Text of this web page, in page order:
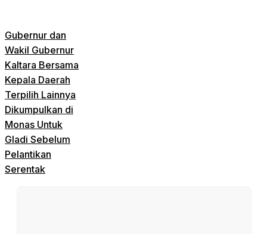
Gubernur dan
Wakil Gubernur
Kaltara Bersama
Kepala Daerah
Terpilih Lainnya
Dikumpulkan di
Monas Untuk
Gladi Sebelum
Pelantikan
Serentak